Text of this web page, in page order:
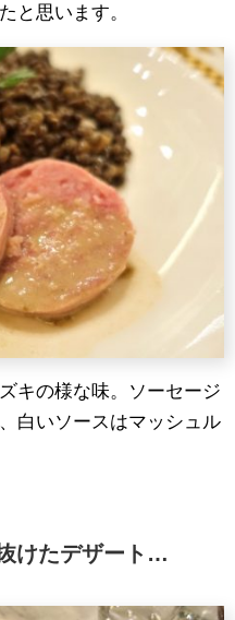
と思います。
キの様な味。ソーセージ
白いソースはマッシュル
けたデザート…